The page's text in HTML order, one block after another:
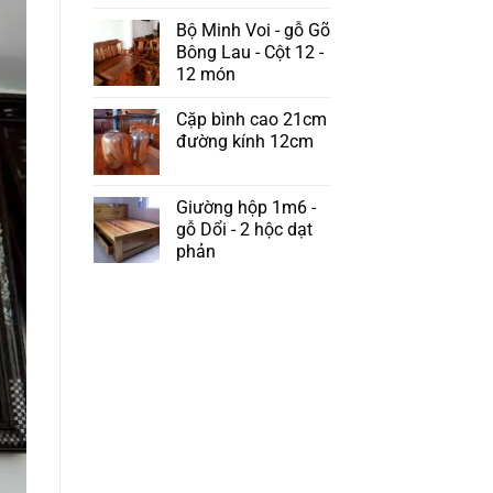
Bộ Minh Voi - gỗ Gõ
Bông Lau - Cột 12 -
12 món
Cặp bình cao 21cm
đường kính 12cm
Giường hộp 1m6 -
gỗ Dổi - 2 hộc dạt
phản